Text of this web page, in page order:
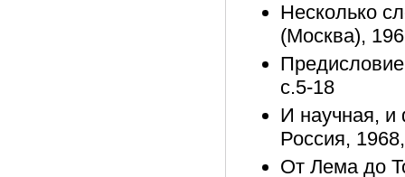
Несколько
(Москва),
с.5-18
И научная, и
Россия,
От Лема до